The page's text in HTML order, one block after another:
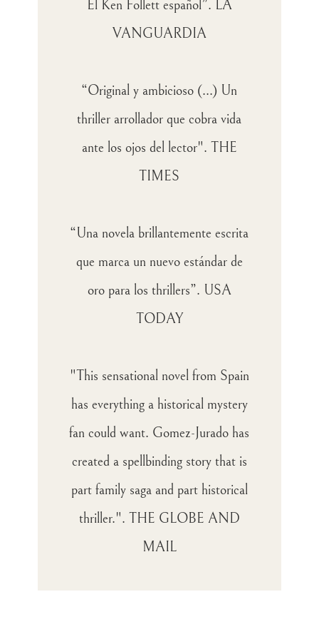
El Ken Follett español”. LA
VANGUARDIA
“Original y ambicioso (...) Un
thriller arrollador que cobra vida
ante los ojos del lector". THE
TIMES
“Una novela brillantemente escrita
que marca un nuevo estándar de
oro para los thrillers”. USA
TODAY
"This sensational novel from Spain
has everything a historical mystery
fan could want. Gomez-Jurado has
created a spellbinding story that is
part family saga and part historical
thriller.". THE GLOBE AND
MAIL